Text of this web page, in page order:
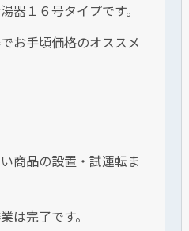
器１６号タイプです。
お手頃価格のオススメ
商品の設置・試運転ま
は完了です。